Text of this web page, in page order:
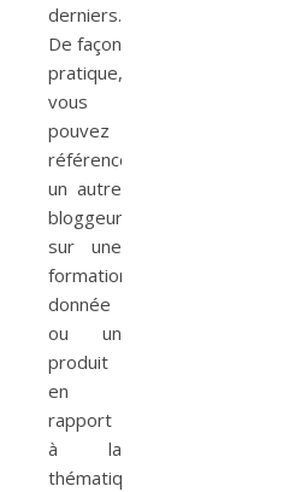
derniers.
De façon
pratique,
vous
pouvez
référencer
un autre
bloggeur
sur une
formation
donnée
ou un
produit
en
rapport
à la
thématique